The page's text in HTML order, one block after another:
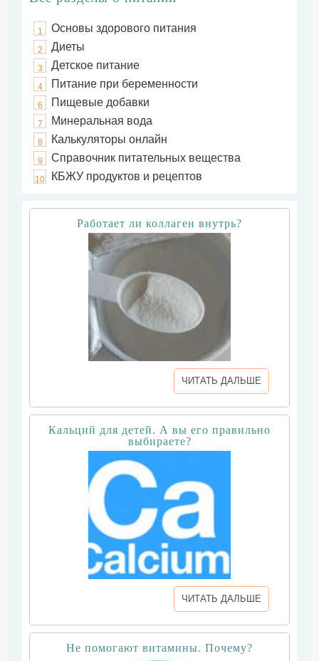
1 Основы здорового питания
2 Диеты
3 Детское питание
4 Питание при беременности
6 Пищевые добавки
7 Минеральная вода
8 Калькуляторы онлайн
9 Справочник питательных вещества
10 КБЖУ продуктов и рецептов
Работает ли коллаген внутрь?
ЧИТАТЬ ДАЛЬШЕ
Кальций для детей. А вы его правильно
выбираете?
ЧИТАТЬ ДАЛЬШЕ
Не помогают витамины. Почему?